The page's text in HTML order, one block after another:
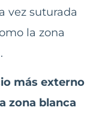
vez suturada
la zona
más externo
zona blanca